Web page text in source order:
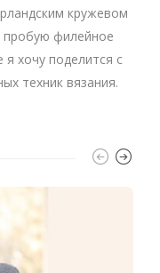
кружевом
пробую филейное
хочу поделится с
техник вязания.